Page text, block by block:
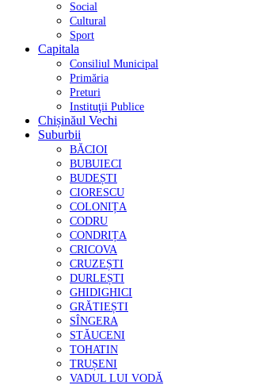
Social
Cultural
Sport
Capitala
Consiliul Municipal
Primăria
Preturi
Instituţii Publice
Chișinăul Vechi
Suburbii
BĂCIOI
BUBUIECI
BUDEȘTI
CIORESCU
COLONIȚA
CODRU
CONDRIȚA
CRICOVA
CRUZEȘTI
DURLEȘTI
GHIDIGHICI
GRĂTIEȘTI
SÎNGERA
STĂUCENI
TOHATIN
TRUȘENI
VADUL LUI VODĂ